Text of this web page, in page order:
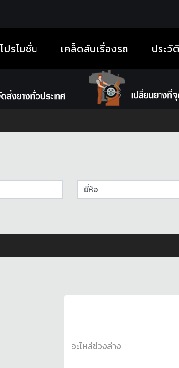
โปรโมชั่น เคล็ดลับเรื่องรถ ประวั
อะไหล่ช่วงล่าง